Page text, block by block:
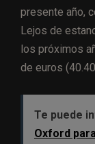
presente año,
Lejos de
los próximos
de euros
Te puede
Oxford